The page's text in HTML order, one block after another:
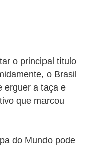
o principal título
o Brasil
erguer a taça e
que marcou
do Mundo pode